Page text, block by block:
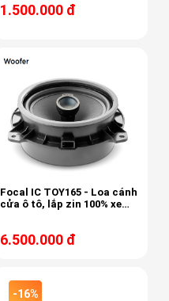
1.500.000 đ
Focal IC TOY165 - Loa cánh
cửa ô tô, lắp zin 100% xe
6.500.000 đ
-16%